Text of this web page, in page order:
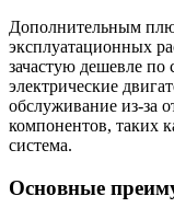
Дополнительным
эксплуатационных
зачастую дешевле
электрические
обслуживание из-за
компонентов, таких
система.
Основные